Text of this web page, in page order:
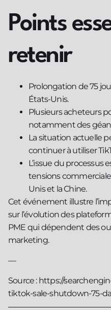
Points
retenir
Prolongation de 75
États-Unis.
Plusieurs acheteurs
notamment des
La situation actuelle
continuer à utiliser
L’issue du processus
tensions
Unis et la Chine.
Cet événement illustre
sur l’évolution des
PME qui dépendent des
marketing.
—
Source : https://
tiktok-sale-shutdown-75-